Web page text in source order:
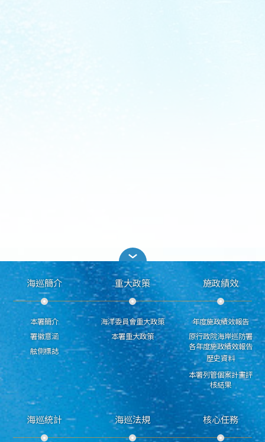
海巡簡介
本署簡介
署徽意涵
舷側標誌
重大政策
海洋委員會重大政策
本署重大政策
施政績效
年度施政績效報告
原行政院海岸巡防署
各年度施政績效報告
歷史資料
本署列管個案計畫評
核結果
海巡統計 海巡法規 核心任務